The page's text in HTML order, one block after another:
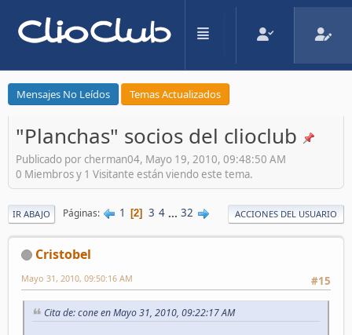
Mensajes No Leídos Temas Actualizados
"Planchas" socios del clioclub
Publicado por cherman04, Mayo 19, 2010, 09:48:50 AM
0 Miembros y 1 Visitante están viendo este tema.
IR ABAJO Páginas 1 2 3 4 ... 32 ACCIONES DEL USUARIO
Cristobel
#15
Mayo 31, 2010, 09:50:16 AM
Cita de: cone en Mayo 31, 2010, 09:22:17 AM